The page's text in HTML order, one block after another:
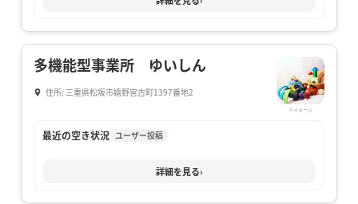
多機能型事業所 ゆいしん
住所: 三重県松坂市嬉野宮古町1397番地2
※イメージ
最近の空き状況 ユーザー投稿
詳細を見る›